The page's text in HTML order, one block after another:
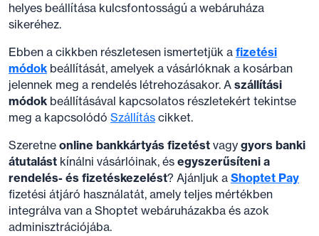
helyes beállítása kulcsfontosságú a webáruháza
sikeréhez.
Ebben a cikkben részletesen ismertetjük a fizetési
módok beállítását, amelyek a vásárlóknak a kosárban
jelennek meg a rendelés létrehozásakor. A szállítási
módok beállításával kapcsolatos részletekért tekintse
meg a kapcsolódó Szállítás cikket.
Szeretne online bankkártyás fizetést vagy gyors banki
átutalást kínálni vásárlóinak, és egyszerűsíteni a
rendelés- és fizetéskezelést? Ajánljuk a Shoptet Pay
fizetési átjáró használatát, amely teljes mértékben
integrálva van a Shoptet webáruházakba és azok
adminisztrációjába.